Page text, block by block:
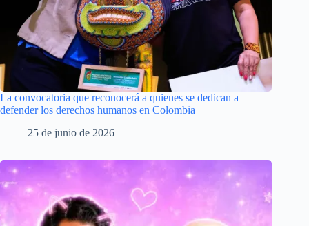
La convocatoria que reconocerá a quienes se dedican a
defender los derechos humanos en Colombia
25 de junio de 2026